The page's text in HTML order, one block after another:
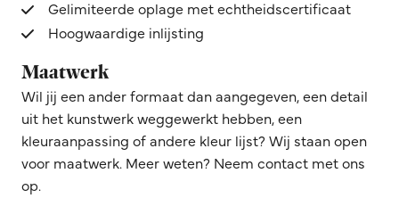
Gelimiteerde oplage met echtheidscertificaat
Hoogwaardige inlijsting
Maatwerk
Wil jij een ander formaat dan aangegeven, een detail
uit het kunstwerk weggewerkt hebben, een
kleuraanpassing of andere kleur lijst? Wij staan open
voor maatwerk. Meer weten? Neem contact met ons
op.